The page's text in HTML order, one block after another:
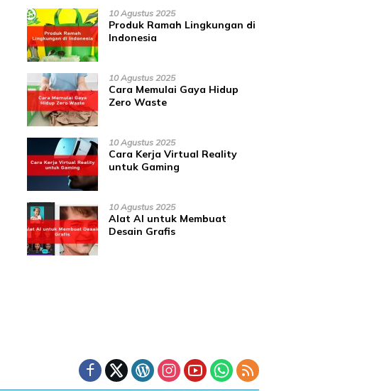
10 Agustus 2025
Produk Ramah Lingkungan di
Indonesia
10 Agustus 2025
Cara Memulai Gaya Hidup
Zero Waste
10 Agustus 2025
Cara Kerja Virtual Reality
untuk Gaming
10 Agustus 2025
Alat AI untuk Membuat
Desain Grafis